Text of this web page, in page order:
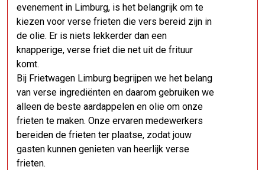
evenement in Limburg, is het belangrijk om te
kiezen voor verse frieten die vers bereid zijn in
de olie. Er is niets lekkerder dan een
knapperige, verse friet die net uit de frituur
komt.
Bij Frietwagen Limburg begrijpen we het belang
van verse ingrediënten en daarom gebruiken we
alleen de beste aardappelen en olie om onze
frieten te maken. Onze ervaren medewerkers
bereiden de frieten ter plaatse, zodat jouw
gasten kunnen genieten van heerlijk verse
frieten.